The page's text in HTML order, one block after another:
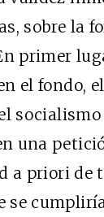
sobre la
primer
el fondo,
socialismo
una
a priori de
se